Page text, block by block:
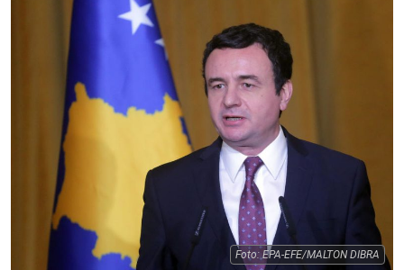
Foto: EPA-EFE/MALTON DIBRA